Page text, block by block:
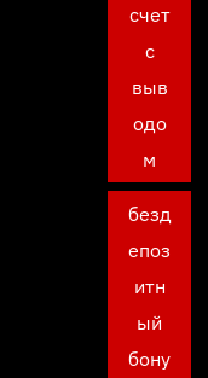
счет
с
выв
одо
м
безд
епоз
итн
ый
бону